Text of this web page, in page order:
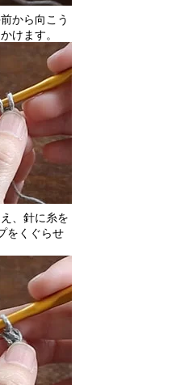
から向こう
けます。
、針に糸を
をくぐらせ